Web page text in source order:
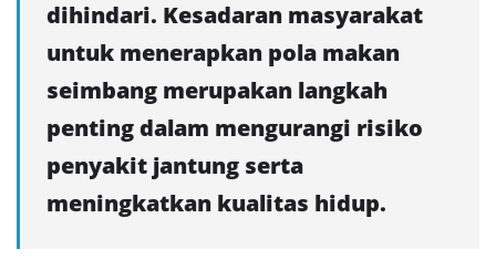
dihindari. Kesadaran masyarakat
untuk menerapkan pola makan
seimbang merupakan langkah
penting dalam mengurangi risiko
penyakit jantung serta
meningkatkan kualitas hidup.